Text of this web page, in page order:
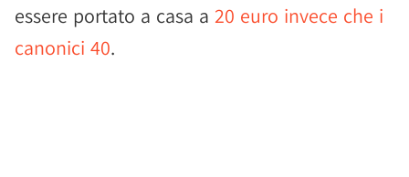
essere portato a casa a 20 euro invece che i
canonici 40.